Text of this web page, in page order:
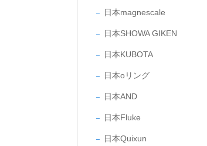
日本magnescale
日本SHOWA GIKEN
日本KUBOTA
日本oリング
日本AND
日本Fluke
日本Quixun